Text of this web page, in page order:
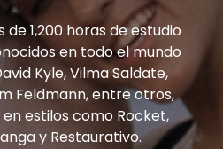
1,200 horas de estudio
en todo el mundo
Kyle, Vilma Saldate,
Feldmann, entre otros,
estilos como Rocket,
y Restaurativo.